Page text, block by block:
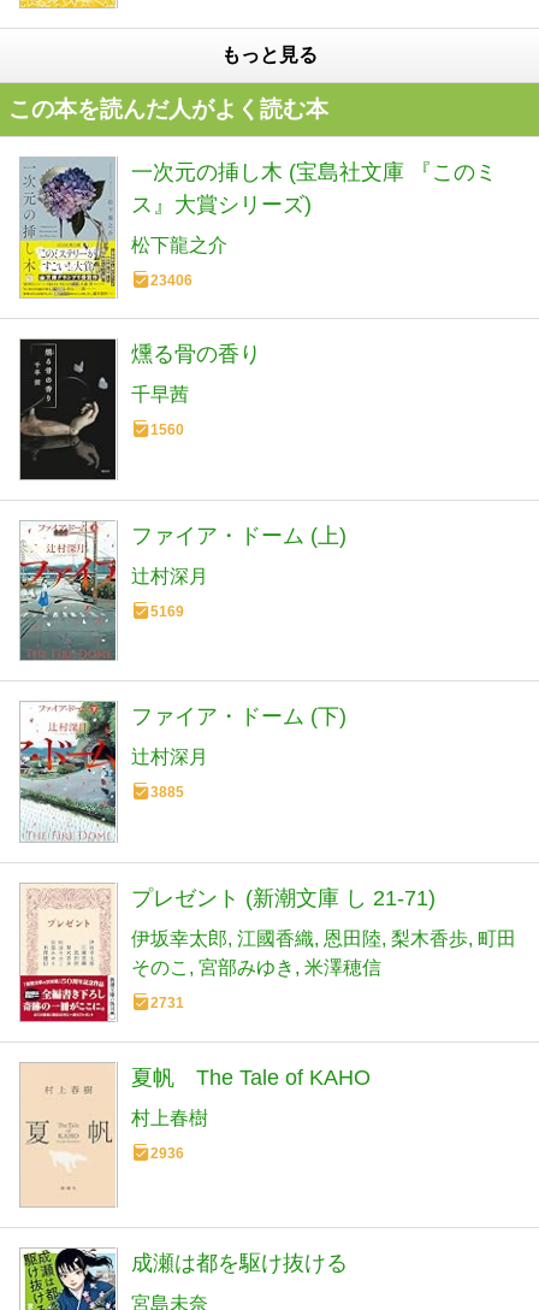
もっと見る
この本を読んだ人がよく読む本
一次元の挿し木 (宝島社文庫 『このミ
ス』大賞シリーズ)
松下龍之介
23406
燻る骨の香り
千早茜
1560
ファイア・ドーム (上)
辻村深月
5169
ファイア・ドーム (下)
辻村深月
3885
プレゼント (新潮文庫 し 21-71)
伊坂幸太郎 江國香織 恩田陸 梨木香歩 町田
そのこ
宮部みゆき 米澤穂信
2731
夏帆 The Tale of KAHO
村上春樹
2936
成瀬は都を駆け抜ける
宮島未奈